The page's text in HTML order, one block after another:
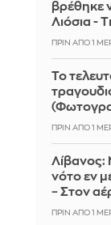
βρέθηκε
Λιόσια -
ΠΡΙΝ ΑΠΌ 1
Το
ΠΡΙΝ ΑΠΌ 1
Λίβανος:
νότο εν
– Στον
ΠΡΙΝ ΑΠΌ 1